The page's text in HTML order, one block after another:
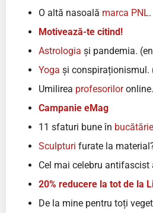
O altă nasoală marca PNL.
Motivează-te citind!
Astrologia și pandemia.
Yoga și conspiraționismul.
Umilirea profesoriloronline.
Campanie eMag
11 sfaturi bune în bucătărie
Sculpturi furate la
Cel mai celebru antifascist
20% reducere la tot de la
De la mine pentru toți